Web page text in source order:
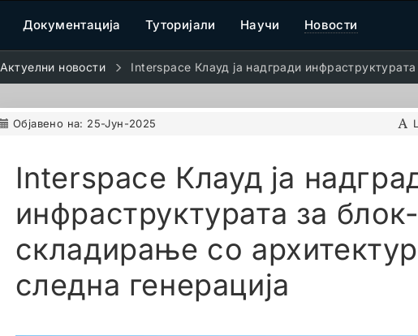
Документација Туторијали Научи Новости
Актуелни новости Interspace Клауд ја надгради
Објавено на: 25-Јун-2025
Interspace Клауд ја
инфраструктурата за блок-
складирање со
следна генерација